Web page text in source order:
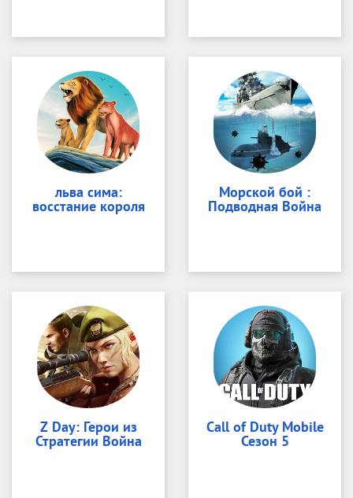
льва сима:
восстание короля
Морской бой :
Подводная Война
Z Day: Герои из
Стратегии Война
Call of Duty Mobile
Сезон 5